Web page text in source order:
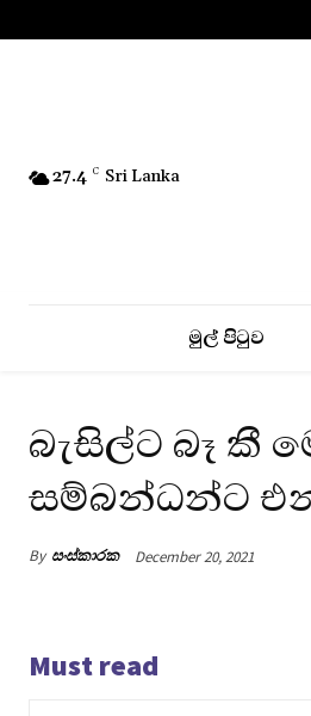
27.4 C Sri Lanka
මුල් පිටුව
බැසිල්ට බෑ කී
සම්බන්ධන්ට
By සංස්කාරක December 20, 2021
Must read